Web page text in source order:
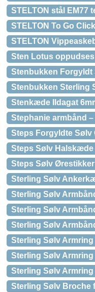
STELTON stål EM77
STELTON To Go
STELTON
Sten Lotus oppudses
Stenbukken Forgyldt
Stenbukken Sterling
Stenkæde Ildagat
Stephanie armbånd
Steps Forgyldte
Steps Sølv Halskæde
Steps Sølv
Sterling Sølv
Sterling Sølv
Sterling Sølv
Sterling Sølv
Sterling Sølv
Sterling Sølv
Sterling Sølv Armring
Sterling Sølv Broche